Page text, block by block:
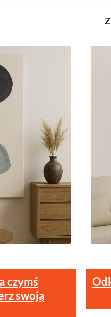
czymś
swoją